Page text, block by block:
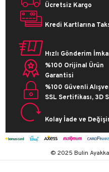
Ücretsiz Kargo
Kredi Kartlarına
Hızlı Gönderim
%100 Orijinal Ürün
Garantisi
%100 Güvenli
SSL Sertifikası, 3D
Kolay İade ve
© 2025 Bulin